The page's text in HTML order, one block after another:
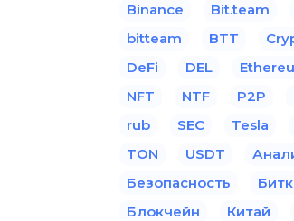
Binance Bit.team
bitteam
BTT
DeFi
DEL
NFT
NTF P2P
rub
SEC Tesla
TON
USDT
Безопасность
Блокчейн
Китай